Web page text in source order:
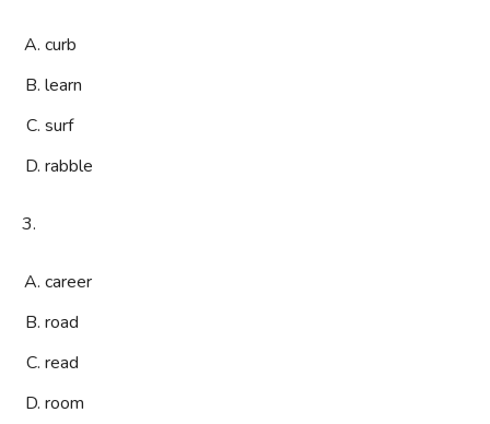
curb
learn
surf
rabble
3.
career
road
read
room